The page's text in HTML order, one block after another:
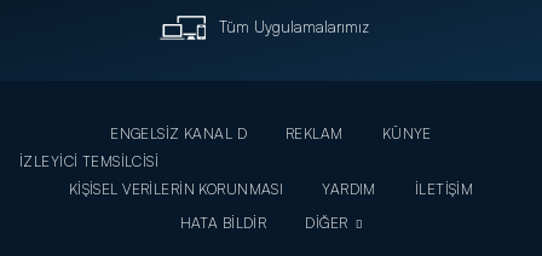
Tüm Uygulamalarımız
ENGELSİZ KANAL D REKLAM
KÜNYE
İZLEYİCİ TEMSİLCİSİ
KİŞİSEL VERİLERİN KORUNMASI
YARDIM
İLETİŞİM
HATA BİLDİR
DİĞER